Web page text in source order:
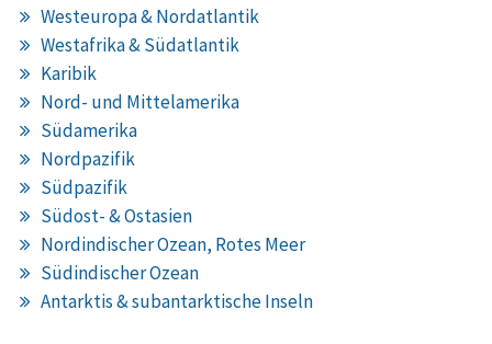
Westeuropa & Nordatlantik
Westafrika & Südatlantik
Karibik
Nord- und Mittelamerika
Südamerika
Nordpazifik
Südpazifik
Südost- & Ostasien
Nordindischer Ozean, Rotes Meer
Südindischer Ozean
Antarktis & subantarktische Inseln